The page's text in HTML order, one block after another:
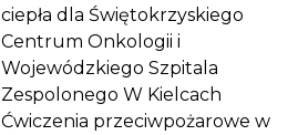
ciepła dla Świętokrzyskiego
Centrum Onkologii i
Wojewódzkiego Szpitala
Zespolonego W Kielcach
Ćwiczenia przeciwpożarowe w